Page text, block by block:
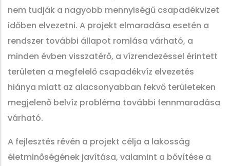
nem tudják a nagyobb mennyiségű csapadékvizet
időben elvezetni. A projekt elmaradása esetén a
rendszer további állapot romlása várható, a
minden évben visszatérő, a vízrendezéssel érintett
területen a megfelelő csapadékvíz elvezetés
hiánya miatt az alacsonyabban fekvő területeken
megjelenő belvíz probléma további fennmaradása
várható.
A fejlesztés révén a projekt célja a lakosság
életminőségének javítása, valamint a bővítése a